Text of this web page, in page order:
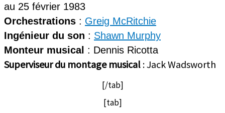
au 25 février 1983
Orchestrations : Greig McRitchie
Ingénieur du son : Shawn Murphy
Monteur musical : Dennis Ricotta
Superviseur du montage musical : Jack Wadsworth
[/tab]
[tab]